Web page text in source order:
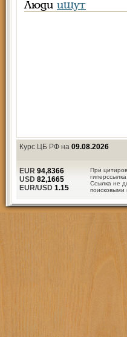
Люди ищут
Курс ЦБ РФ на 09.08.2026
При
Ссылка не
поисковыми
EUR 94,8366
USD 82,1665
EUR/USD 1.15